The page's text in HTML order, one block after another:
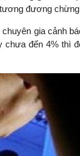
đương
gia cảnh
chưa đến 4% thì